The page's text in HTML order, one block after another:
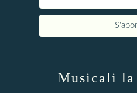
Musicali la